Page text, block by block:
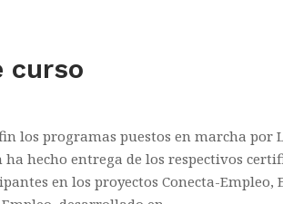
curso
los programas puestos en marcha por
hecho entrega de los respectivos
en los proyectos Conecta-Empleo,